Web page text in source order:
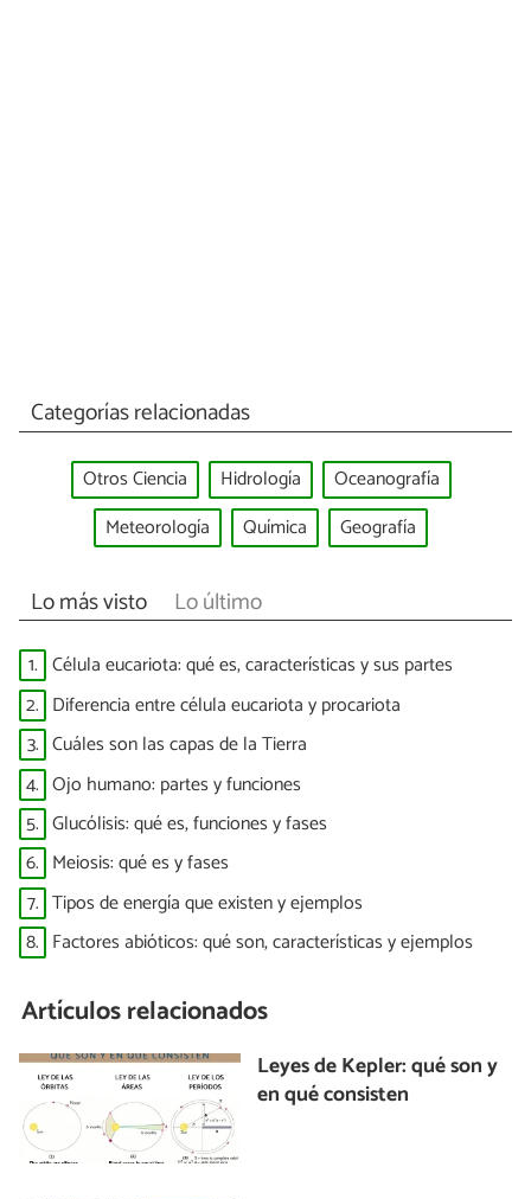
Categorías relacionadas
Otros Ciencia Hidrología
Oceanografía
Meteorología
Química Geografía
Lo más visto Lo último
1. Célula eucariota: qué es, características y sus partes
2. Diferencia entre célula eucariota y procariota
3. Cuáles son las capas de la Tierra
4. Ojo humano: partes y funciones
5. Glucólisis: qué es, funciones y fases
6. Meiosis: qué es y fases
7. Tipos de energía que existen y ejemplos
8. Factores abióticos: qué son, características y ejemplos
Artículos relacionados
Leyes de Kepler: qué son y
en qué consisten